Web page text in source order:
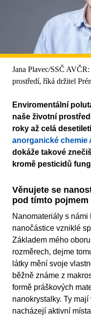
Jana Plavec/SSČ
prostředí, říká držitel
Enviromentální
naše životní
roky až celá
anorganické chemie
dokáže takové
kromě pesticidů
Věnujete se
pod tímto
Nanomateriály s námi
nanočástice vzniklé
Základem mého
rozměrech, dejme
látky mění svoje
běžně známe z
formě práškových
nanokrystalky. Ty
nacházejí aktivní